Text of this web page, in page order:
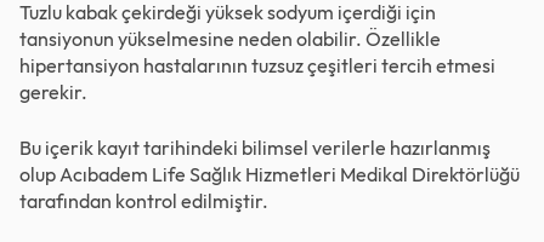
Tuzlu kabak çekirdeği yüksek sodyum içerdiği için
tansiyonun yükselmesine neden olabilir. Özellikle
hipertansiyon hastalarının tuzsuz çeşitleri tercih etmesi
gerekir.
Bu içerik kayıt tarihindeki bilimsel verilerle hazırlanmış
olup Acıbadem Life Sağlık Hizmetleri Medikal Direktörlüğü
tarafından kontrol edilmiştir.